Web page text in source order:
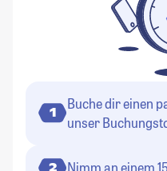
1
Buche dir einen
unser
2 Nimm an einem